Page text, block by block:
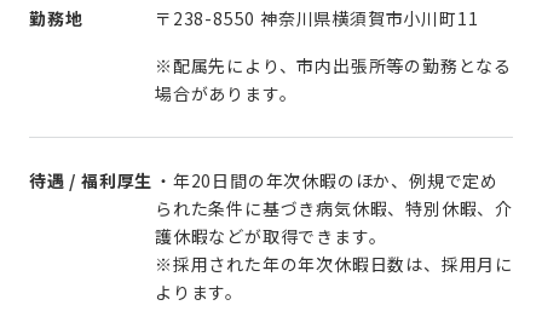
勤務地
〒238-8550 神奈川県横須賀市小川町11
※配属先により、市内出張所等の勤務となる
場合があります。
待遇 / 福利厚生 ・年20日間の年次休暇のほか、例規で定め
られた条件に基づき病気休暇、特別休暇、介
護休暇などが取得できます。
※採用された年の年次休暇日数は、採用月に
よります。